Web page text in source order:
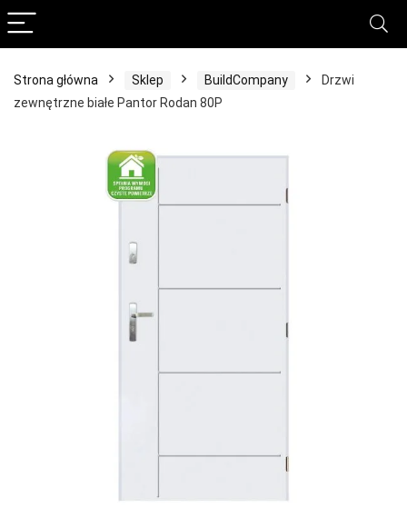
Strona główna Sklep BuildCompany
Drzwi
zewnętrzne białe Pantor Rodan 80P